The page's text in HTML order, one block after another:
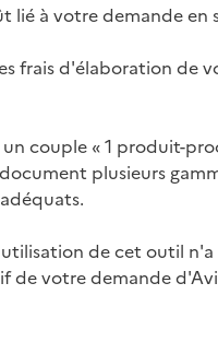
lié à votre demande en
frais d'élaboration de
couple « 1 produit-
plusieurs
de cet outil
de votre demande